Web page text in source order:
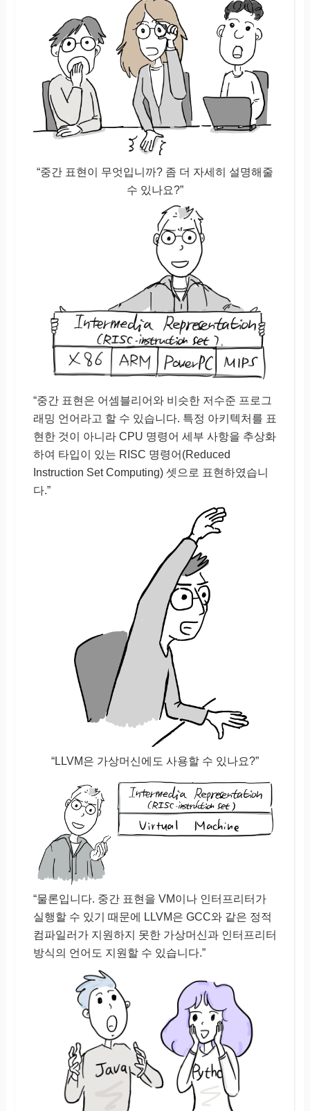
“중간 표현이 무엇입니까? 좀 더 자세히 설명해줄
수 있나요?”
“중간 표현은 어셈블리어와 비슷한 저수준 프로그
래밍 언어라고 할 수 있습니다. 특정 아키텍처를 표
현한 것이 아니라 CPU 명령어 세부 사항을 추상화
하여 타입이 있는 RISC 명령어(Reduced
Instruction Set Computing) 셋으로 표현하였습니
다.”
“LLVM은 가상머신에도 사용할 수 있나요?”
“물론입니다. 중간 표현을 VM이나 인터프리터가
실행할 수 있기 때문에 LLVM은 GCC와 같은 정적
컴파일러가 지원하지 못한 가상머신과 인터프리터
방식의 언어도 지원할 수 있습니다.”